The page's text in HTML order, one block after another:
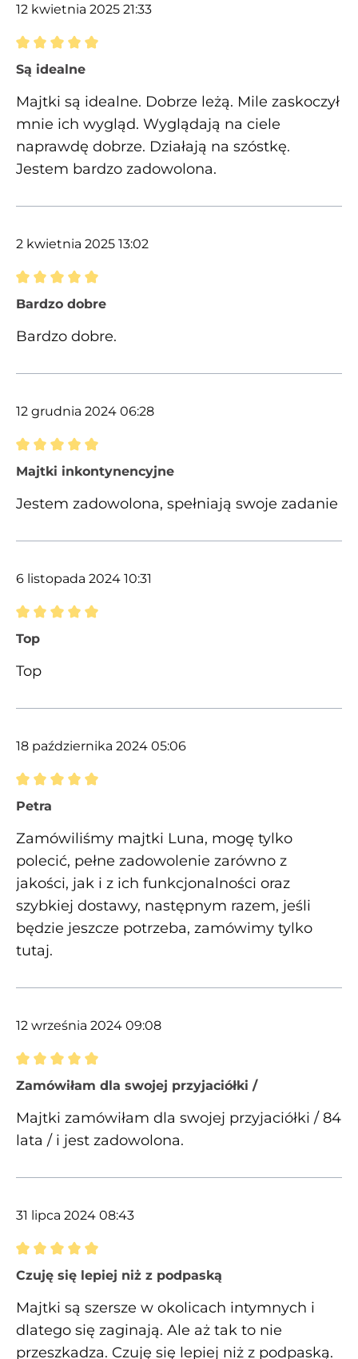
12 kwietnia 2025 21:33
Recenzja z oceną 5 spośród 5 gwiazdek
Są idealne
Majtki są idealne. Dobrze leżą. Mile zaskoczył
mnie ich wygląd. Wyglądają na ciele
naprawdę dobrze. Działają na szóstkę.
Jestem bardzo zadowolona.
2 kwietnia 2025 13:02
Recenzja z oceną 5 spośród 5 gwiazdek
Bardzo dobre
Bardzo dobre.
12 grudnia 2024 06:28
Recenzja z oceną 5 spośród 5 gwiazdek
Majtki inkontynencyjne
Jestem zadowolona, spełniają swoje zadanie
6 listopada 2024 10:31
Recenzja z oceną 5 spośród 5 gwiazdek
Top
Top
18 października 2024 05:06
Recenzja z oceną 5 spośród 5 gwiazdek
Petra
Zamówiliśmy majtki Luna, mogę tylko
polecić, pełne zadowolenie zarówno z
jakości, jak i z ich funkcjonalności oraz
szybkiej dostawy, następnym razem, jeśli
będzie jeszcze potrzeba, zamówimy tylko
tutaj.
12 września 2024 09:08
Recenzja z oceną 5 spośród 5 gwiazdek
Zamówiłam dla swojej przyjaciółki /
Majtki zamówiłam dla swojej przyjaciółki / 84
lata / i jest zadowolona.
31 lipca 2024 08:43
Recenzja z oceną 5 spośród 5 gwiazdek
Czuję się lepiej niż z podpaską
Majtki są szersze w okolicach intymnych i
dlatego się zaginają. Ale aż tak to nie
przeszkadza. Czuję się lepiej niż z podpaską.